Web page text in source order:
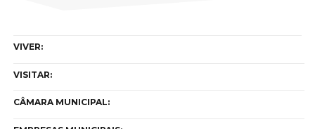
VIVER:
VISITAR:
CÂMARA MUNICIPAL: